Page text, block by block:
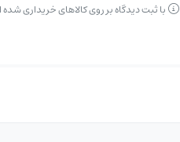
با ثبت دیدگاه بر روی کالاهای خریداری